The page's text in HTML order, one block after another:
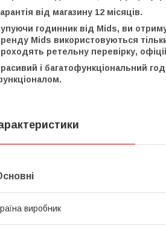
від магазину 12 місяців.
годинник від Mids, ви
Mids використовуються
ретельну перевірку,
і багатофункціональний
виробник